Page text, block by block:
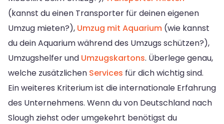
(kannst du einen Transporter für deinen eigenen
Umzug mieten?), Umzug mit Aquarium (wie kannst
du dein Aquarium während des Umzugs schützen?),
Umzugshelfer und Umzugskartons. Überlege genau,
welche zusätzlichen Services für dich wichtig sind.
Ein weiteres Kriterium ist die internationale Erfahrung
des Unternehmens. Wenn du von Deutschland nach
Slough ziehst oder umgekehrt benötigst du